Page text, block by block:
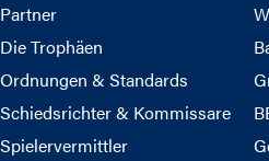
Partner
Die Trophäen
Ordnungen & Standards
Schiedsrichter & Kommissare
Spielervermittler